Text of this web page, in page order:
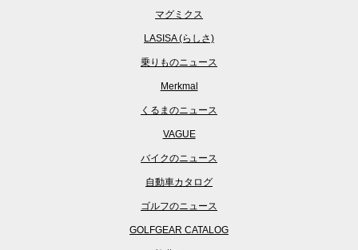
マグミクス
LASISA (らしさ)
乗りものニュース
Merkmal
くるまのニュース
VAGUE
バイクのニュース
自動車カタログ
ゴルフのニュース
GOLFGEAR CATALOG